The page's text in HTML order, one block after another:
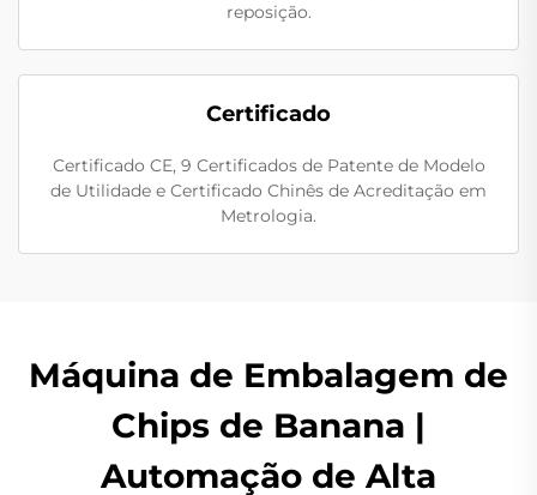
reposição.
Certificado
Certificado CE, 9 Certificados de Patente de Modelo
de Utilidade e Certificado Chinês de Acreditação em
Metrologia.
Máquina de Embalagem de
Chips de Banana |
Automação de Alta